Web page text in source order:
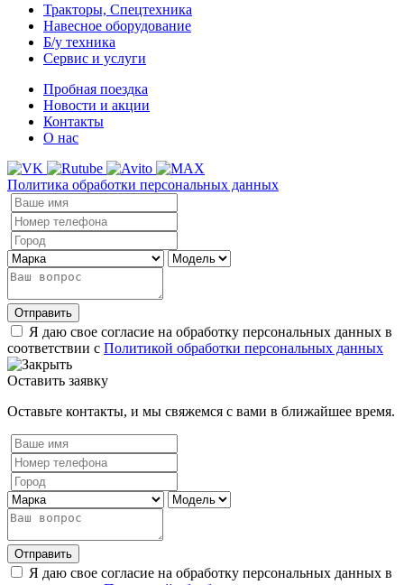
Тракторы, Спецтехника
Навесное оборудование
Б/у техника
Сервис и услуги
Пробная поездка
Новости и акции
Контакты
О нас
Политика обработки персональных данных
Отправить
Я даю свое согласие на обработку персональных данных в
соответствии с Политикой обработки персональных данных
Оставить заявку
Оставьте контакты, и мы свяжемся с вами в ближайшее время.
Отправить
Я даю свое согласие на обработку персональных данных в